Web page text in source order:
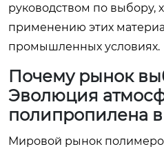
руководством по выбору,
применению этих
промышленных условиях.
Почему рынок
Эволюция
полипропилена в
Мировой рынок